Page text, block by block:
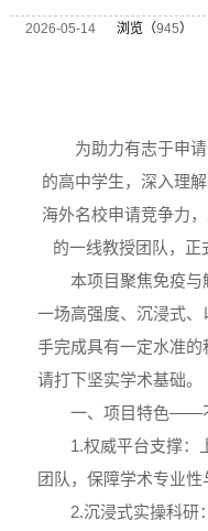
2026-05-14 浏览（945）
为助力有志于申
的高中学生，深入理
海外名校申请竞争力
的一线教授团队，
本项目聚焦免疫与
一场高强度、沉浸式
手完成具有一定水准
请打下坚实学术基础。
一、项目特色——
1.权威平台支撑：
团队，保障学术专业性
2.沉浸式实操科研